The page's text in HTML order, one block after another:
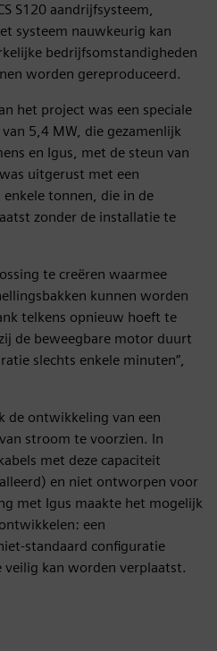
S120 aandrijfsysteem,
systeem nauwkeurig kan
bedrijfsomstandigheden
worden gereproduceerd.
het project was een speciale
5,4 MW, die gezamenlijk
en Igus, met de steun van
uitgerust met een
tonnen, die in de
zonder de installatie te
te creëren waarmee
kunnen worden
telkens opnieuw hoeft te
de beweegbare motor duurt
slechts enkele minuten”,
de ontwikkeling van een
stroom te voorzien. In
met deze capaciteit
en niet ontworpen voor
met Igus maakte het mogelijk
een
standaard configuratie
kan worden verplaatst.